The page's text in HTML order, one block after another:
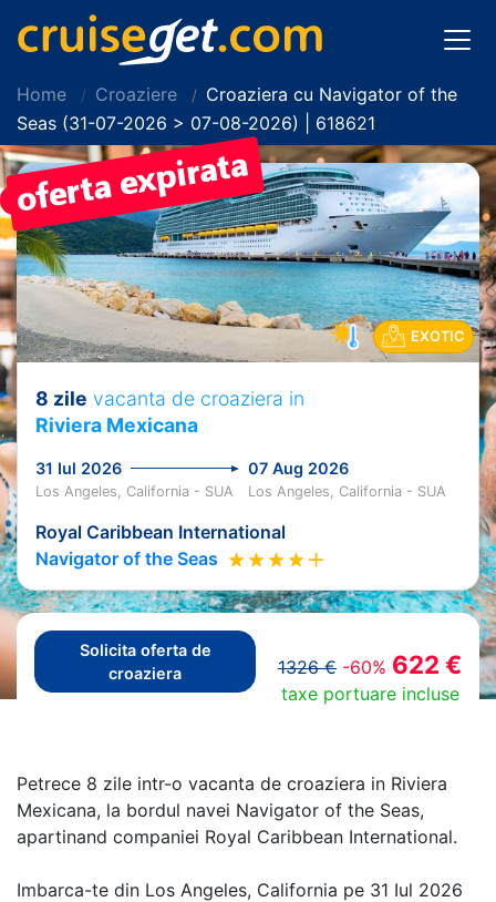
Home Croaziere
Croaziera cu Navigator of the
Seas (31-07-2026 > 07-08-2026) | 618621
PRET REDUS!
EXOTIC
8 zile vacanta de croaziera in
Riviera Mexicana
31 Iul 2026 07 Aug 2026
Los Angeles, California - SUA Los Angeles, California - SUA
Royal Caribbean International
Navigator of the Seas
Solicita oferta de
croaziera
1326 € -60% 622 €
taxe portuare incluse
Petrece 8 zile intr-o vacanta de croaziera in Riviera
Mexicana, la bordul navei Navigator of the Seas,
apartinand companiei Royal Caribbean International.
Imbarca-te din Los Angeles, California pe 31 Iul 2026